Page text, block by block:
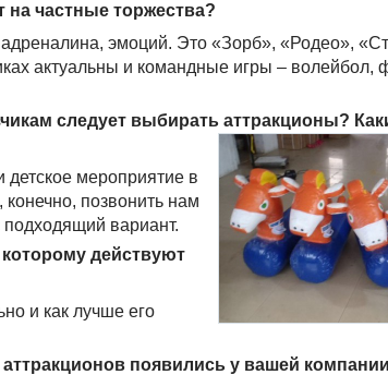
на частные торжества?
эмоций. Это «Зорб», «Родео»,
актуальны и командные игры – волейбол,
следует выбирать аттракционы?
детское мероприятие в
позвонить нам
вариант.
которому действуют
и как лучше его
появились у вашей